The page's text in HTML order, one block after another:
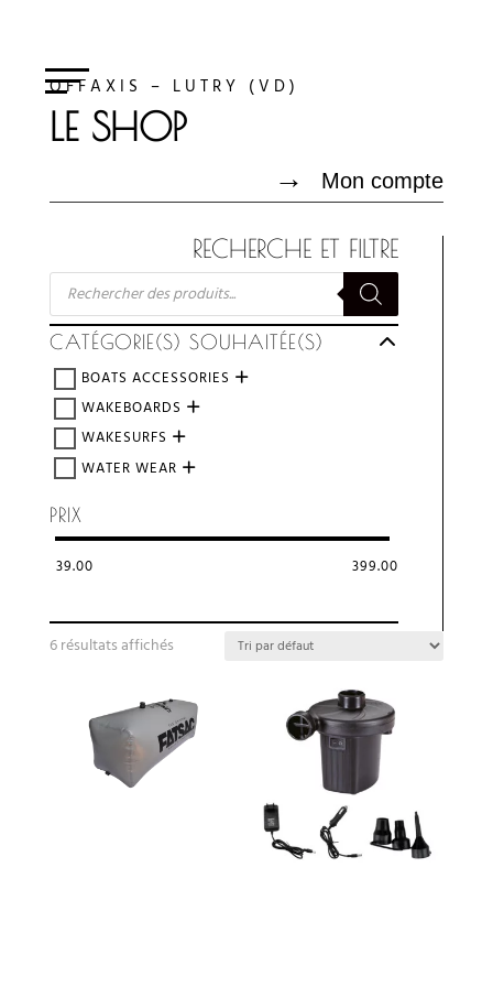
OFFAXIS – LUTRY (VD)
LE SHOP
→ Mon compte
RECHERCHE ET FILTRE
RECHERCHE
CATÉGORIE(S) SOUHAITÉE(S)
BOATS ACCESSORIES
WAKEBOARDS
WAKESURFS
WATER WEAR
PRIX
39.00 399.00
6 résultats affichés